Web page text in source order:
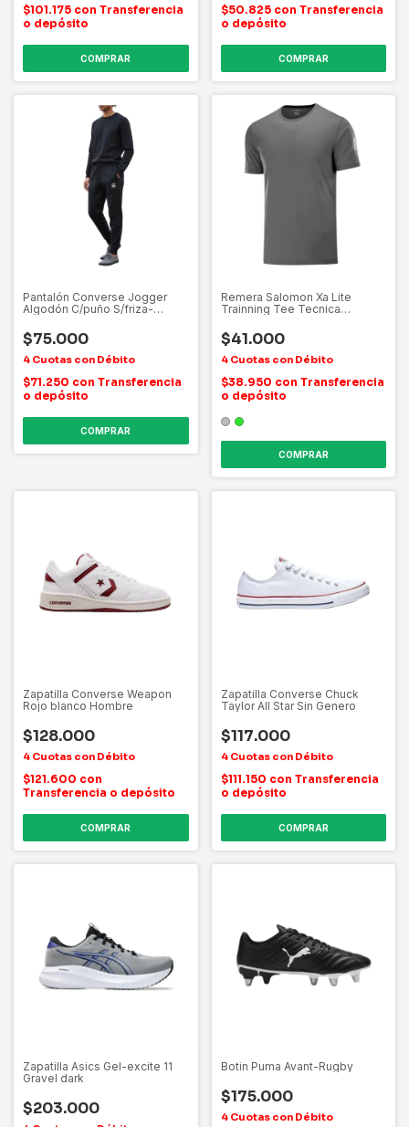
$101.175 con Transferencia
o depósito
COMPRAR
$50.825 con Transferencia
o depósito
COMPRAR
Pantalón Converse Jogger
Algodón C/puño S/friza-
$75.000
$71.250 con Transferencia
o depósito
COMPRAR
Remera Salomon Xa Lite
Trainning Tee Tecnica
$41.000
$38.950 con Transferencia
o depósito
COMPRAR
Zapatilla Converse Weapon
Rojo blanco Hombre
$128.000
$121.600 con
Transferencia o depósito
COMPRAR
Zapatilla Converse Chuck
Taylor All Star Sin Genero
$117.000
$111.150 con Transferencia
o depósito
COMPRAR
Zapatilla Asics Gel-excite 11
Gravel dark
$203.000
Botin Puma Avant-Rugby
$175.000